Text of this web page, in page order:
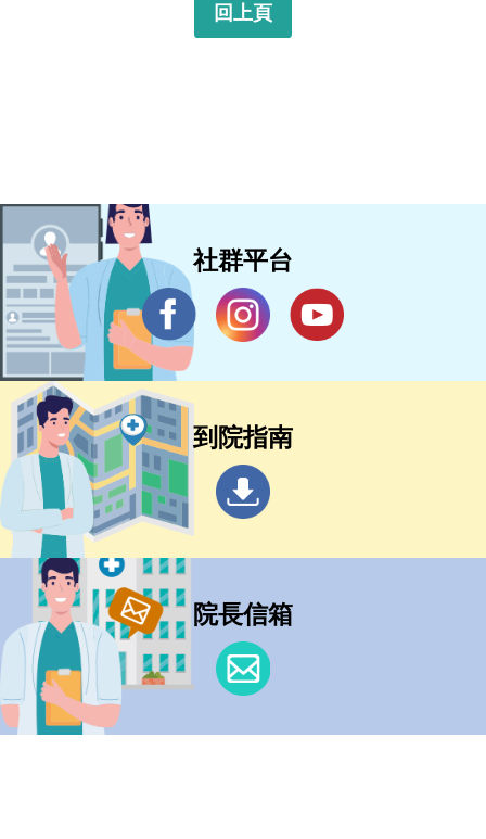
回上頁
社群平台
到院指南
院長信箱